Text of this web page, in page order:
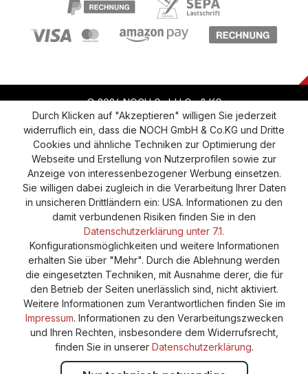
© 2026 NOCH GmbH Co & KG
Vertrag widerrufen Widerruf Datenschutz
Versand und Zahlung AGB
Impressum
Cookie-Einstellungen
Barrierefreiheitserklärung
Durch Klicken auf "Akzeptieren" willigen Sie jederzeit
widerruflich ein, dass die NOCH GmbH & Co.KG und Dritte
Cookies und ähnliche Techniken zur Optimierung der
Webseite und Erstellung von Nutzerprofilen sowie zur
Anzeige von interessenbezogener Werbung einsetzen.
Sie willigen dabei zugleich in die Verarbeitung Ihrer Daten
in unsicheren Drittländern ein: USA. Informationen zu den
damit verbundenen Risiken finden Sie in den
Datenschutzerklärung unter 7.1.
Konfigurationsmöglichkeiten und weitere Informationen
erhalten Sie über "Mehr". Durch die Ablehnung werden
die eingesetzten Techniken, mit Ausnahme derer, die für
den Betrieb der Seiten unerlässlich sind, nicht aktiviert.
Weitere Informationen zum Verantwortlichen finden Sie im
Impressum. Informationen zu den Verarbeitungszwecken
und Ihren Rechten, insbesondere dem Widerrufsrecht,
finden Sie in unserer Datenschutzerklärung.